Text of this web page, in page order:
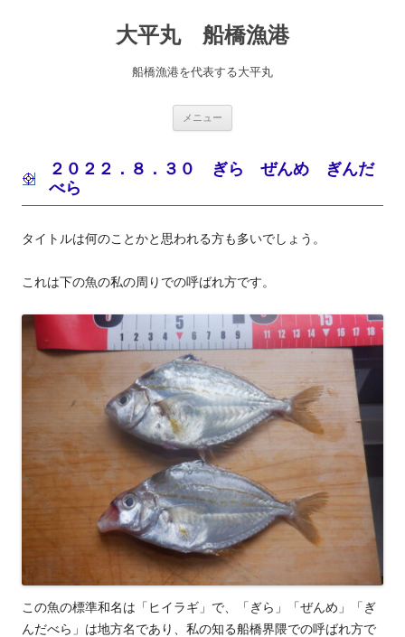
大平丸 船橋漁港
船橋漁港を代表する大平丸
メニュー
２０２２．８．３０ ぎら ぜんめ ぎんだ
べら
タイトルは何のことかと思われる方も多いでしょう。
これは下の魚の私の周りでの呼ばれ方です。
この魚の標準和名は「ヒイラギ」で、「ぎら」「ぜんめ」「ぎ
んだべら」は地方名であり、私の知る船橋界隈での呼ばれ方で